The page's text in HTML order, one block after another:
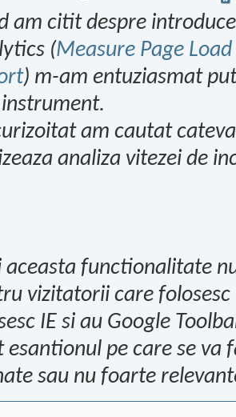
am citit despre
(Measure Page
) m-am entuziasmat
am cautat
analiza vitezei de
aceasta functionalitate
vizitatorii care
IE si au Google
esantionul pe care se va
sau nu foarte